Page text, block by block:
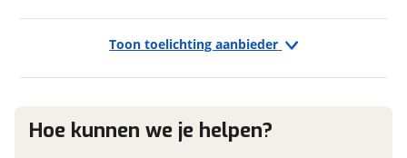
Nieuwprijs
€ 5.049,-
Toon toelichting aanbieder
Hoe kunnen we je helpen?